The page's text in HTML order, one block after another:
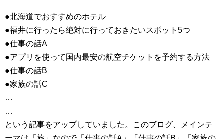
●北海道でおすすめのホテル
●福井に行ったら絶対に行っておきたいスポット5つ
●仕事の話A
●アプリを使って国内最安の航空チケットを予約する方法
●仕事の話B
●家族の話C
…
…
という記事をアップしていました。このブログ、メインテ